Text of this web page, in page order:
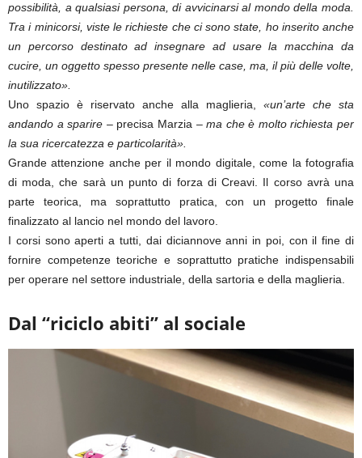
possibilità, a qualsiasi persona, di avvicinarsi al mondo della moda.
Tra i minicorsi, viste le richieste che ci sono state, ho inserito anche
un percorso destinato ad insegnare ad usare la macchina da
cucire, un oggetto spesso presente nelle case, ma, il più delle volte,
inutilizzato».
Uno spazio è riservato anche alla maglieria, «un’arte che sta
andando a sparire – precisa Marzia –ma che è molto richiesta per
la sua ricercatezza e particolarità».
Grande attenzione anche per il mondo digitale, come la fotografia
di moda, che sarà un punto di forza di Creavi. Il corso avrà una
parte teorica, ma soprattutto pratica, con un progetto finale
finalizzato al lancio nel mondo del lavoro.
I corsi sono aperti a tutti, dai diciannove anni in poi, con il fine di
fornire competenze teoriche e soprattutto pratiche indispensabili
per operare nel settore industriale, della sartoria e della maglieria.
Dal “riciclo abiti” al sociale